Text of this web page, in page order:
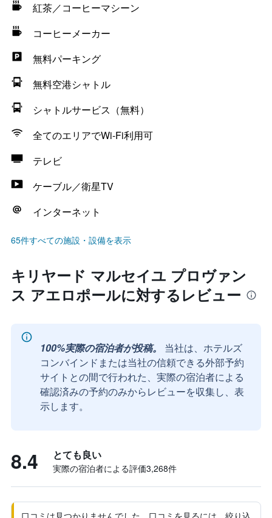
紅茶／コーヒーマシーン
コーヒーメーカー
無料パーキング
無料空港シャトル
シャトルサービス（無料）
全てのエリアでWi-Fi利用可
テレビ
ケーブル／衛星TV
インターネット
65件すべての施設・設備を表示
キリヤード マルセイユ プロヴァン
ス アエロポールに対するレビュー
100%実際の宿泊者が投稿。
当社は、ホテルズ
コンバインドまたは当社の信頼できる外部予約
サイトとの間で行われた、実際の宿泊者による
確認済みの予約のみからレビューを収集し、表
示します。
8.4 とても良い
実際の宿泊者による評価3,268​件
口コミは見つかりませんでした。口コミを見るには、絞り込